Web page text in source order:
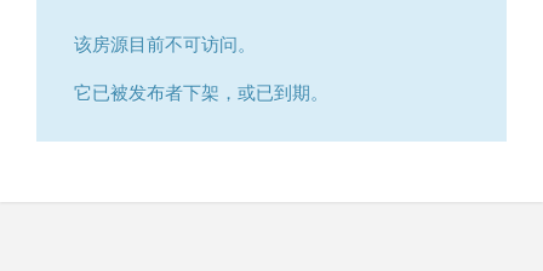
该房源目前不可访问。
它已被发布者下架，或已到期。